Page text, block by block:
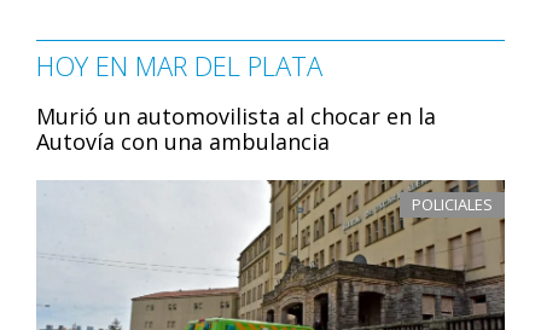
HOY EN MAR DEL PLATA
Murió un automovilista al chocar en la
Autovía con una ambulancia
POLICIALES